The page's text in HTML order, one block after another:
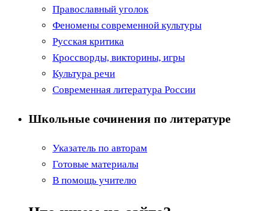
Православный уголок
Феномены современной культуры
Русская критика
Кроссворды, викторины, игры
Культура речи
Современная литература России
Школьные сочинения по литературе
Указатель по авторам
Готовые материалы
В помощь учителю